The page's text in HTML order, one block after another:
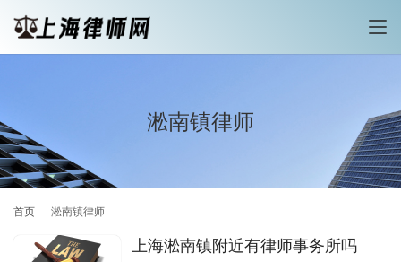
淞南镇律师
首页 淞南镇律师
上海淞南镇附近有律师事务所吗